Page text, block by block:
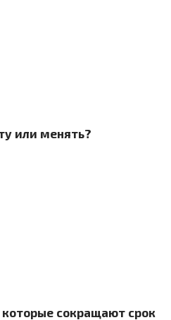
или менять?
сокращают срок